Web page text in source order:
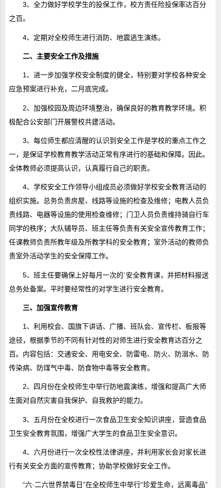
3、全力做好学校学生的投保工作，校方责任险投保率达百分
之百。
4、定期对全校师生进行消防、地震逃生演练。
二、主要安全工作及措施
1、进一步加强学校安全制度的健全，特别要对学校各种安全
应急预案进行补充，二月底完成。
2、加强校园及周边环境整治，确保良好的教育教学环境。积
极配合公安部门开展警校共建活动。
3、每位师生都应清醒的认识到安全工作是学校的重点工作之
一，是保证学校教育教学活动正常有序进行的基础和保障。因此。
全体教师必须提高认识，认真履行自己的职责。
4、学校安全工作领导小组成员必须做好学校安全教育活动的
组织实施。总务负责房屋、线路等设施的检查及维修；电教人员负
责线路、电器等设施的使用检查维修；门卫人员负责维持骑自行车
同学的秩序；大队辅导员、班主任等负责有关安全宣传教育工作；
任课教师负责所教年级及所教学科的安全教育；室外活动的教师负
责室外活动学生的安全保障工作。
5、班主任要确保上好每月一次的`安全教育课，并把材料报送
总务处备案。平时要经常性的对学生进行安全教育。
三、加强宣传教育
1、利用校会、国旗下讲话、广播、班队会、宣传栏、板报等
途径，根据季节的不同有针对性的对师生进行安全教育达百分之
百。内容包括：交通安全、用电安全、防雷电、防火、防溺水、防
传染病、防煤气中毒、防食物中毒等安全教育。
2、四月份在全校师生中举行防地震演练，增强和提高广大师
生面对自然灾害自我保护、自我救护的能力。
3、五月份在全校进行一次食品卫生安全知识讲座，营造食品
卫生安全教育氛围，增强广大学生的食品卫生安全意识。
4、六月份进行一次全校性法律讲座，并利用家长会对家长进
行有关安全方面的宣传教育；协助学校做好安全工作。
“六·二六世界禁毒日”在全校师生中举行“珍爱生命，远离毒品”